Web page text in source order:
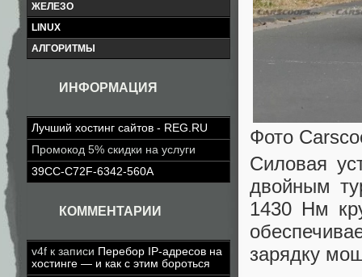
ЖЕЛЕЗО
LINUX
АЛГОРИТМЫ
ИНФОРМАЦИЯ
Лучший хостинг сайтов - REG.RU
Промокод 5% скидки на услуги
39CC-C72F-6342-560A
КОММЕНТАРИИ
v4f к записи Перебор IP-адресов на
хостинге — и как с этим бороться
Фото
Силовая
двойным
1430 Нм
зарядку